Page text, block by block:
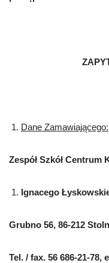
Dane Zamawiającego:
Zespół Szkół Centrum
Ignacego
Grubno 56, 86-212
Tel. / fax. 56 686-21-78,